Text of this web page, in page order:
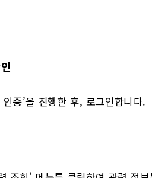
증’을 진행한 후, 로그인합니다.